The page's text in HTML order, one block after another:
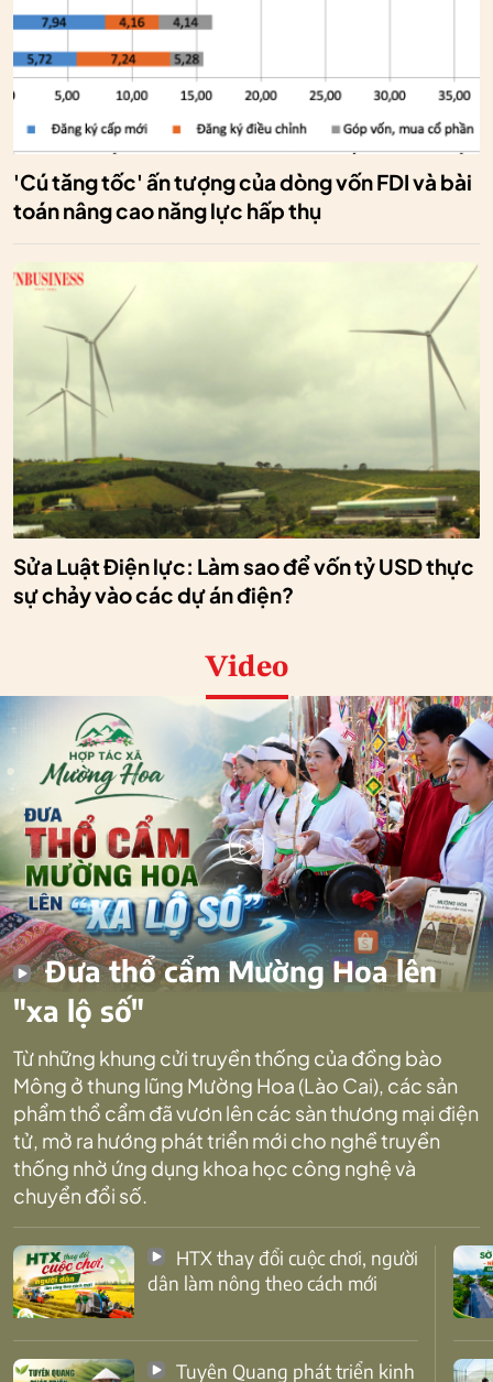
'Cú tăng tốc' ấn tượng của dòng vốn FDI và bài
toán nâng cao năng lực hấp thụ
Sửa Luật Điện lực: Làm sao để vốn tỷ USD thực
sự chảy vào các dự án điện?
Video
Đưa thổ cẩm Mường Hoa lên
"xa lộ số"
Từ những khung cửi truyền thống của đồng bào
Mông ở thung lũng Mường Hoa (Lào Cai), các sản
phẩm thổ cẩm đã vươn lên các sàn thương mại điện
tử, mở ra hướng phát triển mới cho nghề truyền
thống nhờ ứng dụng khoa học công nghệ và
chuyển đổi số.
dân làm nông theo cách mới